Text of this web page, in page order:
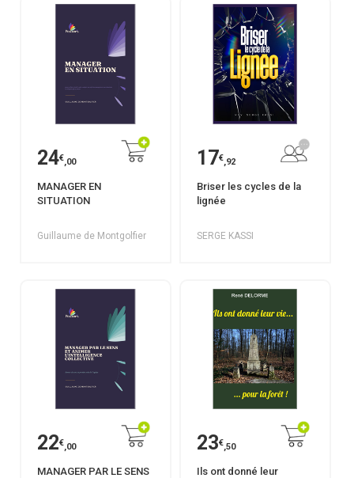
24€,00
MANAGER EN
SITUATION
Guillaume de Montgolfier
17€,92
Briser les cycles de la
lignée
SERGE KASSI
22€,00
MANAGER PAR LE SENS
23€,50
Ils ont donné leur